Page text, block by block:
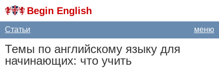
Begin English
меню
Статьи
Темы по английскому языку для
начинающих: что учить